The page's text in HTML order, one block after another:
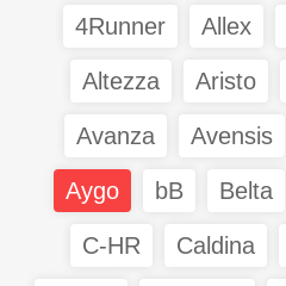
4Runner Allex
Altezza Aristo
Avanza Avensis
Aygo bB Belta
C-HR Caldina